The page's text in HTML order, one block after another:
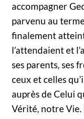
accompagner
parvenu au
finalement
l’attendaient et
ses parents, ses
ceux et celles
auprès de Celui
Vérité, notre